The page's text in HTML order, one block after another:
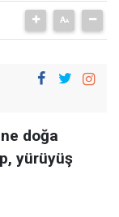
doğa
yürüyüş